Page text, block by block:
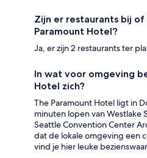
Zijn er restaurants bij
Paramount Hotel?
Ja, er zijn 2 restaurants ter
In wat voor omgeving
Hotel zich?
The Paramount Hotel ligt in
minuten lopen van Westlake
Seattle Convention Center
dat de lokale omgeving een
vind je hier leuke